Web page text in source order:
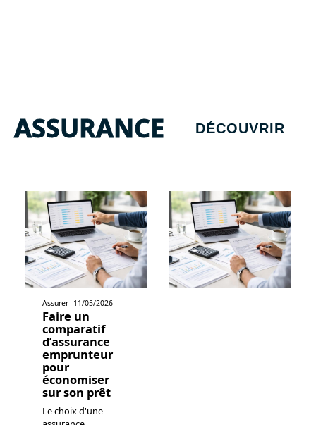
ASSURANCE DÉCOUVRIR
Assurer 11/05/2026
Faire un
comparatif
d’assurance
emprunteur
pour
économiser
sur son prêt
Le choix d'une